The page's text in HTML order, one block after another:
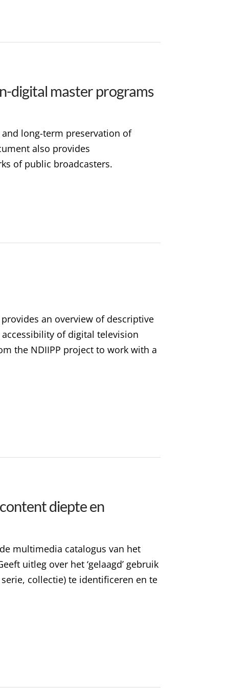
digital master programs
long-term preservation of
also provides
of public broadcasters.
an overview of descriptive
of digital television
the NDIIPP project to work with a
diepte en
multimedia catalogus van het
uitleg over het ‘gelaagd’ gebruik
collectie) te identificeren en te